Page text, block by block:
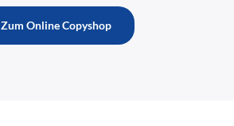
Zum Online Copyshop